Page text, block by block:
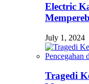
Electric
July 1, 2024
Tragedi